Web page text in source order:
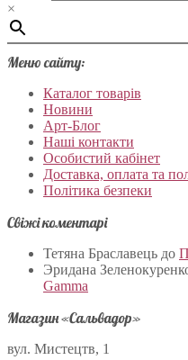
×
Меню сайту:
Каталог товарів
Новини
Арт-Блог
Наші контакти
Особистий кабінет
Доставка, оплата та
Політика безпеки
Свіжі коментарі
Тетяна Браславець до
Эридана
Gamma
Магазин «Сальвадор»
вул. Мистецтв, 1